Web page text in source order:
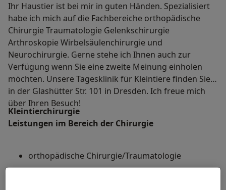
Ihr Haustier ist bei mir in guten Händen. Spezialisiert
habe ich mich auf die Fachbereiche orthopädische
Chirurgie Traumatologie Gelenkschirurgie
Arthroskopie Wirbelsäulenchirurgie und
Neurochirurgie. Gerne stehe ich Ihnen auch zur
Verfügung wenn Sie eine zweite Meinung einholen
möchten. Unsere Tagesklinik für Kleintiere finden Sie
in der Glashütter Str. 101 in Dresden. Ich freue mich
über Ihren Besuch!
Kleintierchirurgie
Leistungen im Bereich der Chirurgie
orthopädische Chirurgie/Traumatologie